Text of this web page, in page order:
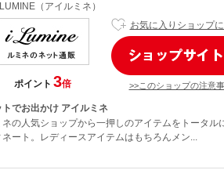
（アイルミネ）
ポイント 3倍
お気に入りショップ
>>このショップの注意
トでお出かけ アイルミネ
ネの人気ショップから一押しのアイテムをトータル
ート。レディースアイテムはもちろんメン...